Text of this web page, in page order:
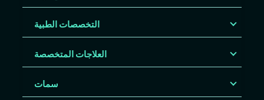
التخصصات الطبية
العلاجات المتخصصة
سمات